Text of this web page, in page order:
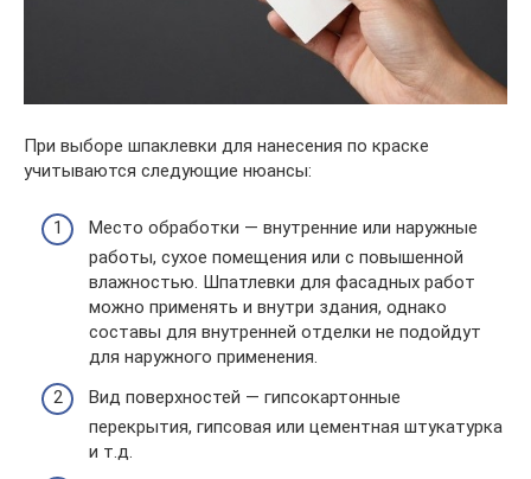
При выборе шпаклевки для нанесения по краске
учитываются следующие нюансы:
Место обработки — внутренние или наружные
работы, сухое помещения или с повышенной
влажностью. Шпатлевки для фасадных работ
можно применять и внутри здания, однако
составы для внутренней отделки не подойдут
для наружного применения.
Вид поверхностей — гипсокартонные
перекрытия, гипсовая или цементная штукатурка
и т.д.